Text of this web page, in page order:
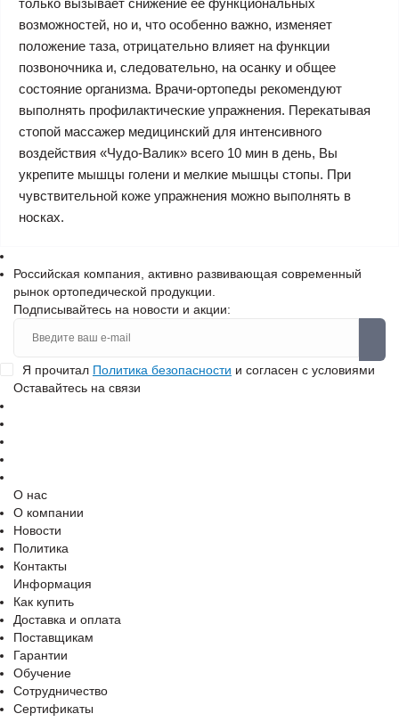
только вызывает снижение ее функциональных
возможностей, но и, что особенно важно, изменяет
положение таза, отрицательно влияет на функции
позвоночника и, следовательно, на осанку и общее
состояние организма. Врачи-ортопеды рекомендуют
выполнять профилактические упражнения. Перекатывая
стопой массажер медицинский для интенсивного
воздействия «Чудо-Валик» всего 10 мин в день, Вы
укрепите мышцы голени и мелкие мышцы стопы. При
чувствительной коже упражнения можно выполнять в
носках.
Российская компания, активно развивающая современный
рынок ортопедической продукции.
Подписывайтесь на новости и акции:
Я прочитал Политика безопасности и согласен с условиями
Оставайтесь на связи
О нас
О компании
Новости
Политика
Контакты
Информация
Как купить
Доставка и оплата
Поставщикам
Гарантии
Обучение
Сотрудничество
Сертификаты